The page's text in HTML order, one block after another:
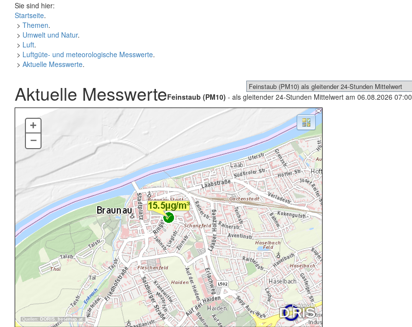
Sie sind hier:
Startseite.
> Themen.
> Umwelt und Natur.
> Luft.
> Luftgüte- und meteorologische Messwerte.
> Aktuelle Messwerte.
Aktuelle MesswerteFeinstaub (PM10) - als gleitender 24-Stunden Mittelwert am 06.08.2026 07:00
Quellen: DORIS, basemap.at
+
–